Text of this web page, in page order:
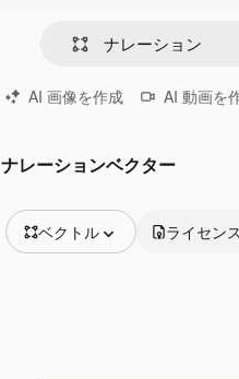
AI 画像を作成 AI 動画を
ナレーションベクター
ベクトル ライセンス